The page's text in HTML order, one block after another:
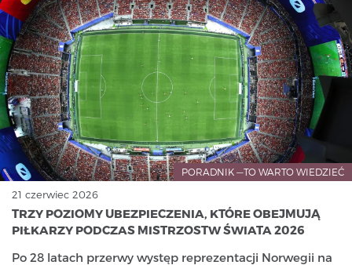
PORADNIK —TO WARTO WIEDZIEĆ
21 czerwiec 2026
TRZY POZIOMY UBEZPIECZENIA, KTÓRE OBEJMUJĄ
PIŁKARZY PODCZAS MISTRZOSTW ŚWIATA 2026
Po 28 latach przerwy występ reprezentacji Norwegii na